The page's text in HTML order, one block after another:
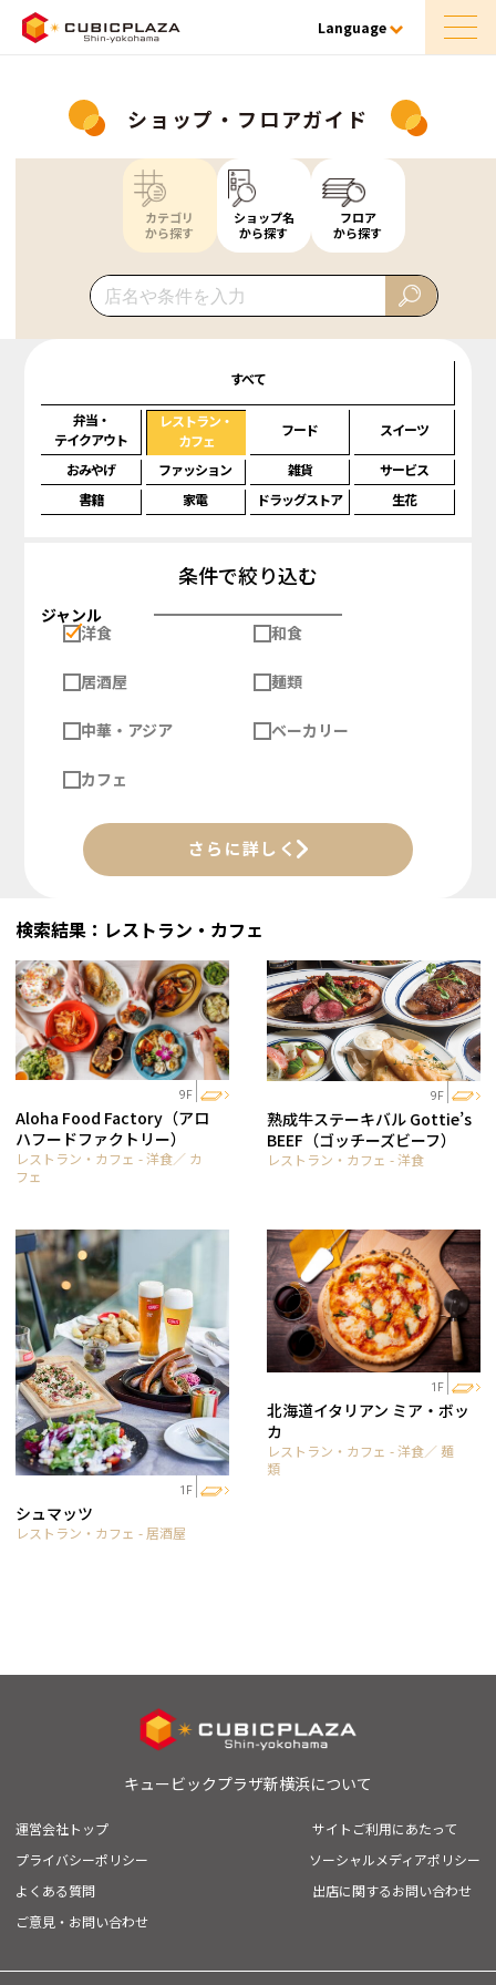
Language
ショップ・フロアガイド
カテゴリ
から探す
ショップ名
から探す
フロア
から探す
すべて
弁当・
テイクアウト
レストラン・
カフェ
フード スイーツ
おみやげ ファッション 雑貨
サービス
書籍
家電 ドラッグストア 生花
条件で絞り込む
ジャンル
洋食
和食
居酒屋 麺類
中華・アジア ベーカリー
カフェ
さらに詳しく
検索結果：レストラン・カフェ
9F
Aloha Food Factory（アロ
ハフードファクトリー）
レストラン・カフェ - 洋食／ カ
フェ
9F
熟成牛ステーキバル Gottie’s
BEEF（ゴッチーズビーフ）
レストラン・カフェ - 洋食
1F
シュマッツ
レストラン・カフェ - 居酒屋
1F
北海道イタリアン ミア・ボッ
カ
レストラン・カフェ - 洋食／ 麺
類
キュービックプラザ新横浜について
運営会社トップ
サイトご利用にあたって
プライバシーポリシー
ソーシャルメディアポリシー
よくある質問
出店に関するお問い合わせ
ご意見・お問い合わせ